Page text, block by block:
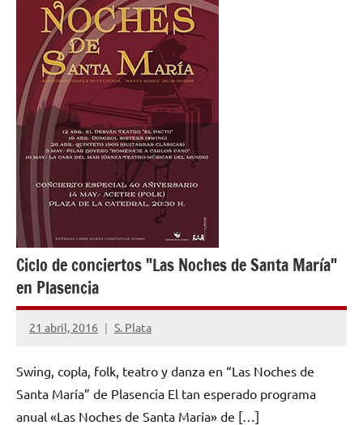
Ciclo de conciertos "Las Noches de Santa María"
en Plasencia
21 abril, 2016 S. Plata
No
comentarios
Swing, copla, folk, teatro y danza en “Las Noches de
Santa María” de Plasencia El tan esperado programa
anual «Las Noches de Santa María» de […]